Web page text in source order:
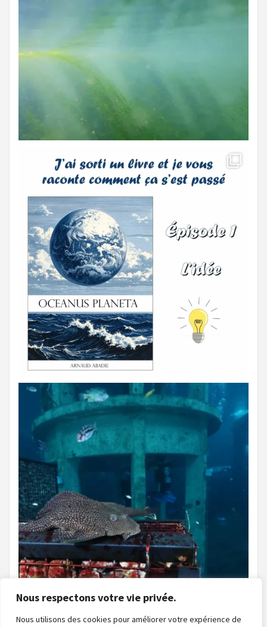
Nous respectons votre vie privée.
Nous utilisons des cookies pour améliorer votre expérience de